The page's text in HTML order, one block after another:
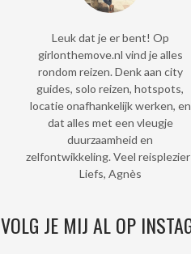
Leuk dat je er bent! Op
girlonthemove.nl vind je alles
rondom reizen. Denk aan city
guides, solo reizen, hotspots,
locatie onafhankelijk werken, en
dat alles met een vleugje
duurzaamheid en
zelfontwikkeling. Veel
Liefs, Agnès
VOLG JE MIJ AL OP